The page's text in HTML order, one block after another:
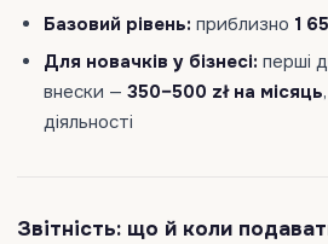
Базовий рівень: приблизно 1
Для новачків у бізнесі: перші
внески — 350–500 zł на місяць
діяльності
Звітність: що й коли